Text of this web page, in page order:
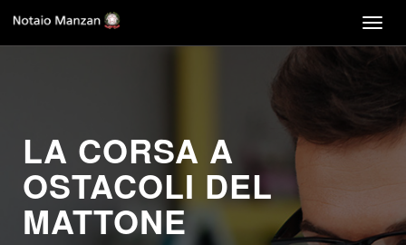
LA CORSA A
OSTACOLI DEL
MATTONE